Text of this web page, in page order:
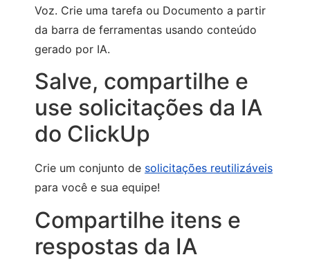
Voz. Crie uma tarefa ou Documento a partir
da barra de ferramentas usando conteúdo
gerado por IA.
Salve, compartilhe e
use solicitações da IA
do ClickUp
Crie um conjunto de solicitações reutilizáveis
para você e sua equipe!
Compartilhe itens e
respostas da IA